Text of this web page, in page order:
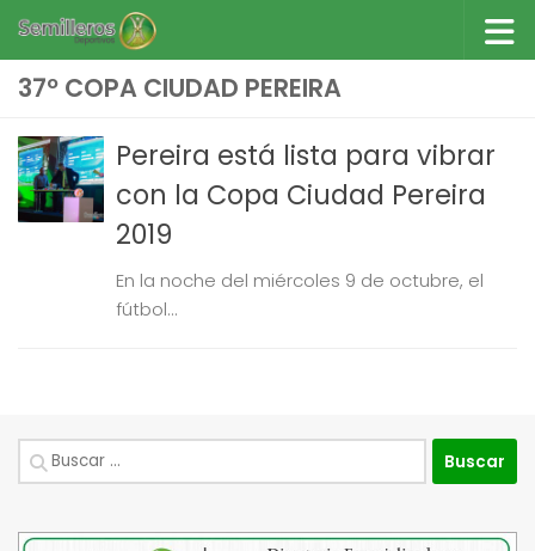
Saltar al contenido
37º COPA CIUDAD PEREIRA
Pereira está lista para vibrar
con la Copa Ciudad Pereira
2019
En la noche del miércoles 9 de octubre, el
fútbol...
Buscar: